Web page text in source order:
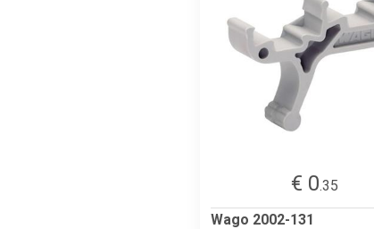
€ 0.35
Wago 2002-131